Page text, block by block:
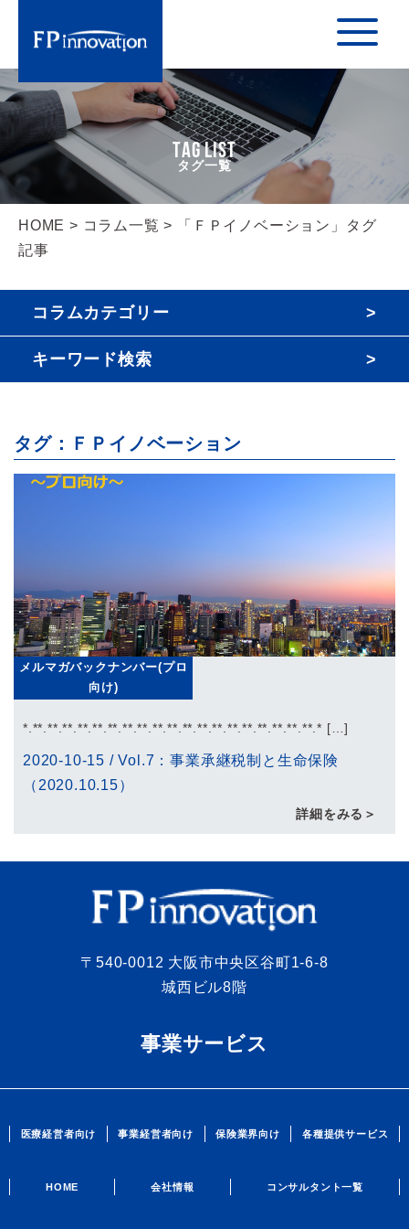
TAG LIST
HOME > コラム一覧 > 「ＦＰイノベーション」タグ
記事
コラムカテゴリー
キーワード検索
タグ：ＦＰイノベーション
メルマガバックナンバー(プロ
向け)
*.**.**.**.**.**.**.**.**.**.**.**.**.**.**.**.**.**.**.**.* […]
2020-10-15 /Vol.7：事業承継税制と生命保険
（2020.10.15）
詳細をみる＞
〒540-0012 大阪市中央区谷町1-6-8
城西ビル8階
事業サービス
医療経営者向け 事業経営者向け 保険業界向け 各種提供サービス
HOME 会社情報 コンサルタント一覧